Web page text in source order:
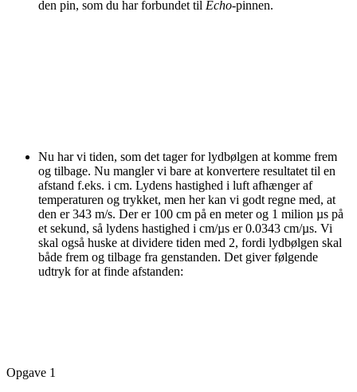
den pin, som du har forbundet til Echo-pinnen.
Nu har vi tiden, som det tager for lydbølgen at komme frem
og tilbage. Nu mangler vi bare at konvertere resultatet til en
afstand f.eks. i cm. Lydens hastighed i luft afhænger af
temperaturen og trykket, men her kan vi godt regne med, at
den er 343 m/s. Der er 100 cm på en meter og 1 milion µs på
et sekund, så lydens hastighed i cm/µs er 0.0343 cm/µs. Vi
skal også huske at dividere tiden med 2, fordi lydbølgen skal
både frem og tilbage fra genstanden. Det giver følgende
udtryk for at finde afstanden:
Opgave 1